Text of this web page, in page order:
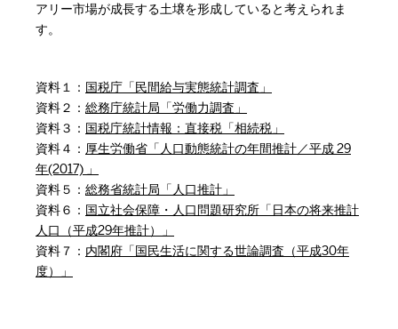
アリー市場が成長する土壌を形成していると考えられま
す。
資料１： 国税庁「民間給与実態統計調査」
資料２： 総務庁統計局「労働力調査」
資料３： 国税庁統計情報：直接税「相続税」
資料４： 厚生労働省「人口動態統計の年間推計／平成 29
年(2017) 」
資料５： 総務省統計局「人口推計」
資料６： 国立社会保障・人口問題研究所「日本の将来推計
人口（平成29年推計）」
資料７： 内閣府「国民生活に関する世論調査（平成30年
度）」